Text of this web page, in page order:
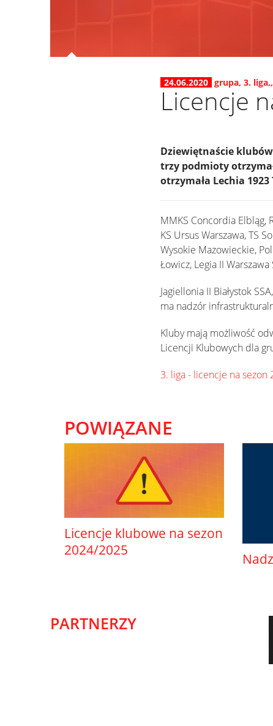
24.06.2020 grupa, 3. liga,,
Licencje
Dziewiętnaście
trzy podmioty
otrzymała Lechia
MMKS Concordia Elbląg,
KS Ursus Warszawa, TS
Wysokie Mazowieckie,
Łowicz, Legia II
Jagiellonia II Białystok
ma nadzór
Kluby mają możliwość
Licencji Klubowych dla
3. liga - licencje na sezon
POWIĄZANE
Licencje klubowe na sezon
2024/2025
PARTNERZY